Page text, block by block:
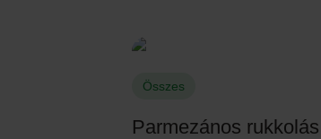
Összes
Parmezános